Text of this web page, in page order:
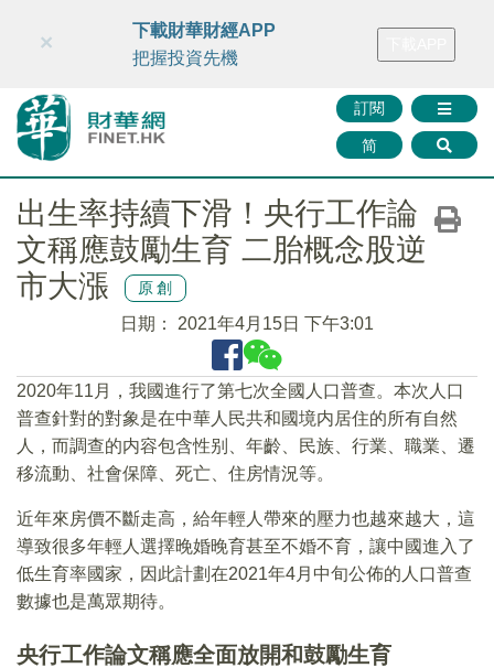
財華智庫網 FINTV FINMETA 財華證券 媒體矩陣
訂閱
简
×
下載財華財經APP
把握投資先機
出生率持續下滑！央行工作論
文稱應鼓勵生育 二胎概念股逆
市大漲
原創
日期： 2021年4月15日 下午3:01
2020年11月，我國進行了第七次全國人口普查。本次人口
普查針對的對象是在中華人民共和國境内居住的所有自然
人，而調查的内容包含性别、年齡、民族、行業、職業、遷
移流動、社會保障、死亡、住房情況等。
近年來房價不斷走高，給年輕人帶來的壓力也越來越大，這
導致很多年輕人選擇晚婚晚育甚至不婚不育，讓中國進入了
低生育率國家，因此計劃在2021年4月中旬公佈的人口普查
數據也是萬眾期待。
央行工作論文稱應全面放開和鼓勵生育